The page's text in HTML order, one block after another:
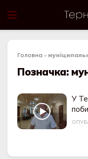
Головна »
Позначка:
У